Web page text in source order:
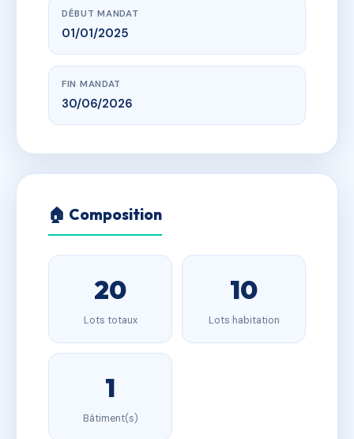
DÉBUT MANDAT
01/01/2025
FIN MANDAT
30/06/2026
🏠 Composition
20
Lots totaux
10
Lots habitation
1
Bâtiment(s)